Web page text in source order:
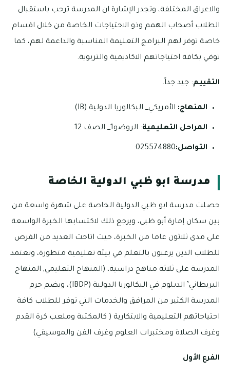
والاعراق المختلفة، وتجدر الإشارة ان المدرسة ترحب باستقبال
الطلاب أصحاب الهمم وذو الاحتياجات الخاصة من خلال اقسام
خاصة توفر لهم البرامج التعليمة المناسبة والداعمة لهم، كما
توفي بكافة احتياجاتهم الاكاديمية والتربوية.
التقييم: جيد جداً.
المنهاج: الأمريكي_ البكالوريا الدولية (IB).
المراحل التعليمية: الروضو1_ الصف 12.
التواصل:025574880.
مدرسة ابو ظبي الدولية الخاصة
حصلت مدرسة ابو ظبي الدولية الخاصة على شهرة واسعة من
بين سكان إمارة أبو ظبي، ويرجع ذلك لاكتسابها الخبرة الواسعة
على مدى ثلاثون عاما من الخبرة، حيث اتاحت العديد من الفرص
للطلاب الذين يرغبون بالتعلم في بيئة تعليمية متطورة، وتعتمد
المدرسة على ثلاثة مناهج دراسية، (المنهاج التعليمي, المنهاج
البريطاني’ الدبلوم في البكالوريا الدولية (IBDP)، ويضم حرم
المدرسة الكثير من المرافق والخدمات التي توفر للطلاب كافة
احتياجاتهم التعليمية والابتكارية ( كالمكتبة وملعب كرة القدم
وغرف الصلاة ومختبرات العلوم وغرف الفن والموسيقي)
الفرع الأول